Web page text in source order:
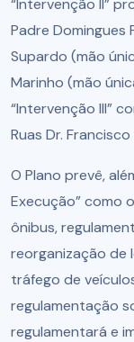
“Intervenção II”
Padre Domingues
Supardo (mão
Marinho (mão
“Intervenção III”
Ruas Dr.
O Plano prevê,
Execução” como
ônibus,
reorganização de
tráfego de
regulamentação
regulamentará e